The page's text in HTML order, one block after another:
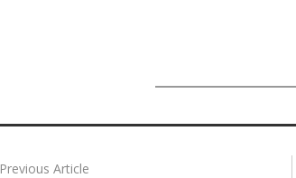
Previous Article